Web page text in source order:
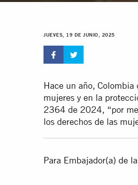
JUEVES, 19 DE JUNIO, 2025
Hace un año,
mujeres y en la
2364 de 2024, “por
los derechos de las
Para Embajador(a) de